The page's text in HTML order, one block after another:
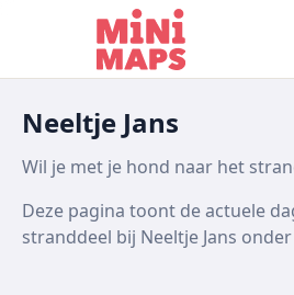
Ga naar inhoud
Neeltje Jans
Wil je met je hond naar het
Deze pagina toont de actuele
stranddeel bij Neeltje Jans